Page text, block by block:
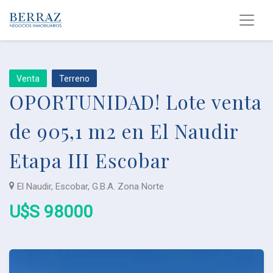
Venta Terreno
OPORTUNIDAD! Lote venta
de 905,1 m2 en El Naudir
Etapa III Escobar
El Naudir, Escobar, G.B.A. Zona Norte
U$S 98000